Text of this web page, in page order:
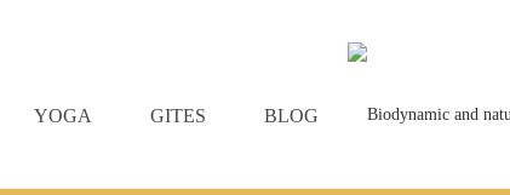
YOGA GITES BLOG